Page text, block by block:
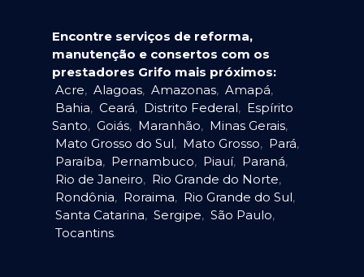
Encontre serviços de reforma,
manutenção e consertos com os
prestadores Grifo mais próximos:
Acre, Alagoas, Amazonas, Amapá,
Bahia, Ceará, Distrito Federal, Espírito
Santo, Goiás, Maranhão, Minas Gerais,
Mato Grosso do Sul, Mato Grosso, Pará,
Paraíba, Pernambuco, Piauí, Paraná,
Rio de Janeiro, Rio Grande do Norte,
Rondônia, Roraima, Rio Grande do Sul,
Santa Catarina, Sergipe, São Paulo,
Tocantins.